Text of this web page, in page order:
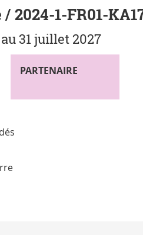
2024-1-FR01-
31 juillet 2027
PARTENAIRE